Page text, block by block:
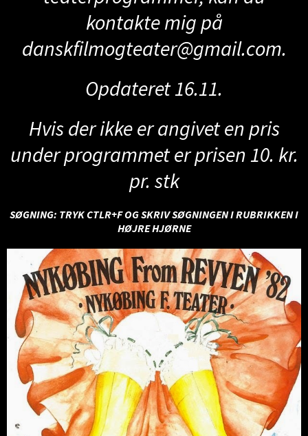
kontakte mig på
danskfilmogteater@gmail.com.
Opdateret 16.11.
Hvis der ikke er angivet en pris
under programmet er prisen 10. kr.
pr. stk
SØGNING: TRYK CTLR+F OG SKRIV SØGNINGEN I RUBRIKKEN I
HØJRE HJØRNE